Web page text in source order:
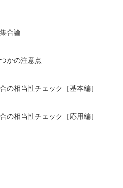
合論
かの注意点
の相当性チェック［基本編］
の相当性チェック［応用編］